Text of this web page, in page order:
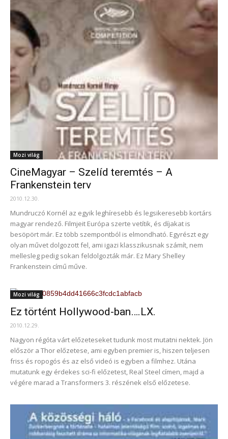
Mozi világ
CineMagyar – Szelíd teremtés – A
Frankenstein terv
2010.12.30.
Mundruczó Kornél az egyik leghíresebb és legsikeresebb kortárs
magyar rendező. Filmjeit Európa szerte vetítik, és díjakat is
besöpört már. Ez több szempontból is elmondható. Egyrészt egy
olyan művet dolgozott fel, ami igazi klasszikusnak számít, nem
mellesleg pedig sokan feldolgozták már. Ez Mary Shelley
Frankenstein című műve.
Mozi világ
Ez történt Hollywood-ban….LX.
2010.12.29.
Nagyon régóta várt előzeteseket tudunk most mutatni nektek. Jön
először a Thor előzetese, ami egyben premier is, hiszen teljesen
friss és ropogós és az első videó is egyben a filmhez. Utána
mutatunk egy érdekes sci-fi előzetest, Real Steel címen, majd a
végére marad a Transformers 3. részének első előzetese.